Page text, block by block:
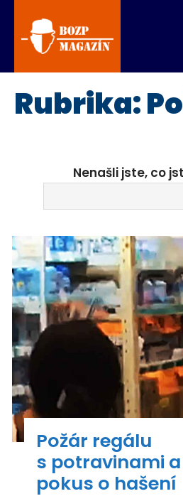
Rubrika:
Nenašli jste, co
Požár regálu
s potravinami
pokus o hašení